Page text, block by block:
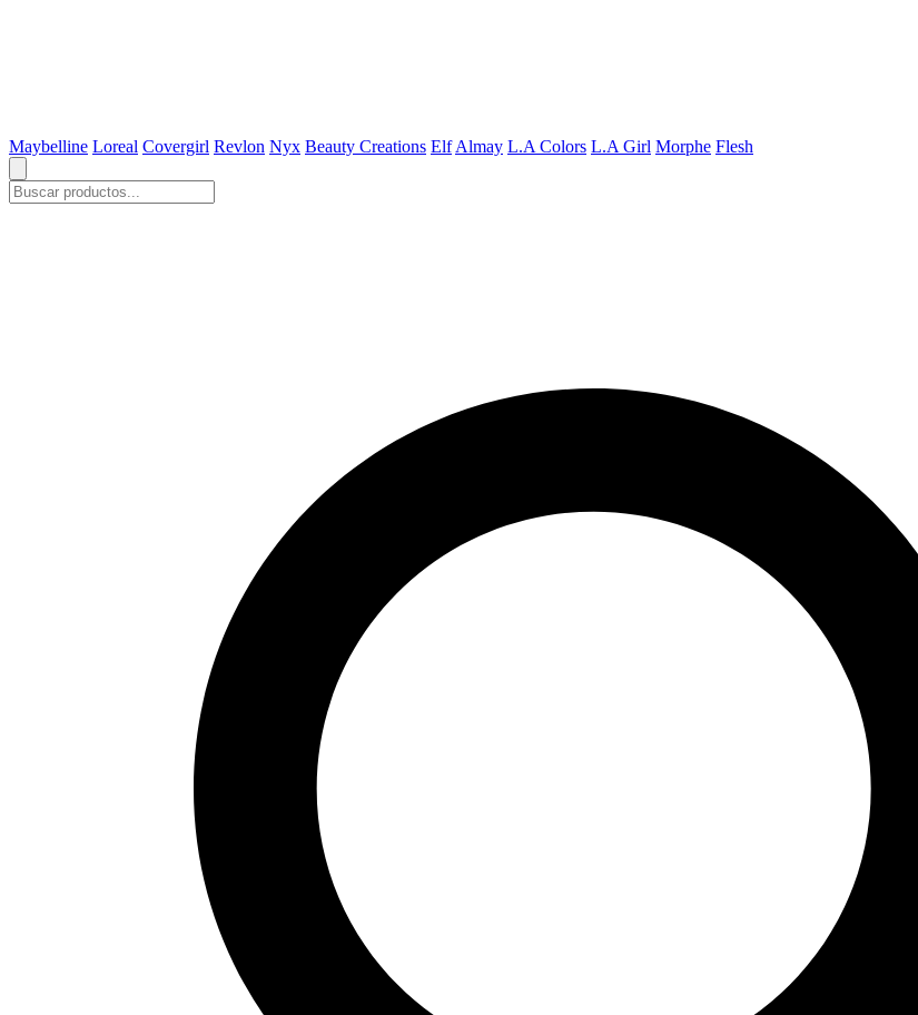
Maybelline Loreal Covergirl Revlon Nyx Beauty Creations Elf Almay L.A Colors L.A Girl Morphe Flesh